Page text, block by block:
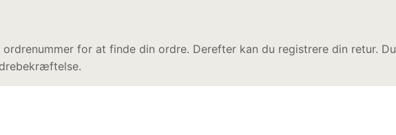
for at finde din ordre. Derefter kan du registrere din retur. Du